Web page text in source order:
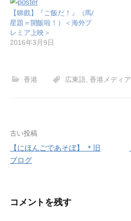
【睇戲】『ご飯だ！』（馬/
星題＝開飯啦！）＜海外プ
レミア上映＞
2016年3月9日
香港 広東語 香港メディア
投
稿
古い投稿
【にほんごであそぼ】 ＊旧
ブログ
コメントを残す